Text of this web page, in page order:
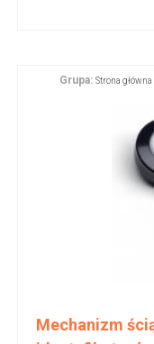
Grupa: Strona główna
Mechanizm